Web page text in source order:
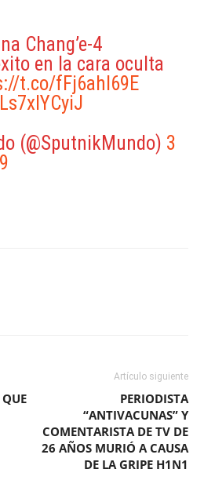
Chang’e-4
en la cara oculta
t.co/fFj6ahI69E
(@SputnikMundo) 3
Artículo siguiente
PERIODISTA
“ANTIVACUNAS” Y
COMENTARISTA DE TV DE
26 AÑOS MURIÓ A CAUSA
DE LA GRIPE H1N1